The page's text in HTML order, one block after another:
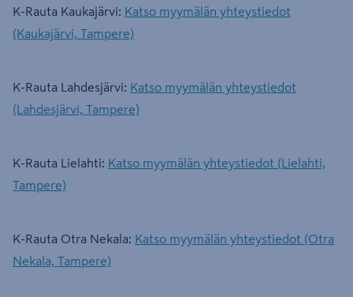
K-Rauta Kaukajärvi: Katso myymälän yhteystiedot
(Kaukajärvi, Tampere)
K-Rauta Lahdesjärvi: Katso myymälän yhteystiedot
(Lahdesjärvi, Tampere)
K-Rauta Lielahti: Katso myymälän yhteystiedot (Lielahti,
Tampere)
K-Rauta Otra Nekala: Katso myymälän yhteystiedot (Otra
Nekala, Tampere)